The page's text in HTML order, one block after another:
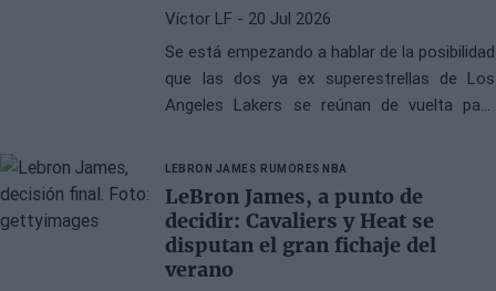
Víctor LF - 20 Jul 2026
Se está empezando a hablar de la posibilidad
que las dos ya ex superestrellas de Los
Angeles Lakers se reúnan de vuelta para
LEBRON JAMES RUMORES NBA
LeBron James, a punto de
decidir: Cavaliers y Heat se
disputan el gran fichaje del
verano